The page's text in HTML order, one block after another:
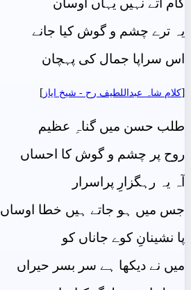
کام آتے نہیں یہاں اوسان
یہ ترے چشم و گوش کیا جانے
اس سراپا جمال کی پہچان
[کلام شاہ عبداللطیف رح - شيخ اياز ]
طلب حسن میں گناہِ عظیم
روح پر چشم و گوش کا احساں
آہ یہ رہگزارِ پراسرار
جس میں ہو جاتے ہیں خطا اوساں
پا نشینانِ کوے جاناں کو
میں نے دیکھا ہے سر بسر حیراں